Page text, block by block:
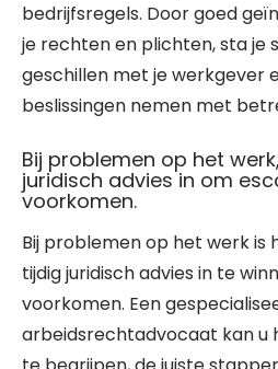
bedrijfsregels. Door goed
je rechten en plichten, sta je
geschillen met je werkgever
beslissingen nemen met
Bij problemen op het
juridisch advies in om
voorkomen.
Bij problemen op het werk is
tijdig juridisch advies in te
voorkomen. Een
arbeidsrechtadvocaat kan u